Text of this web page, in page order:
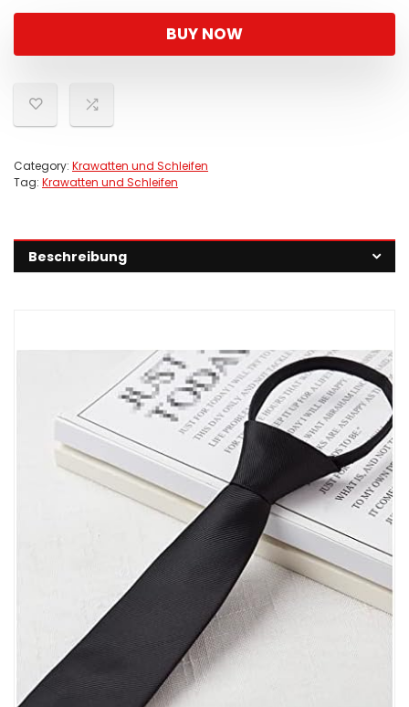
BUY NOW
Category: Krawatten und Schleifen
Tag: Krawatten und Schleifen
Beschreibung